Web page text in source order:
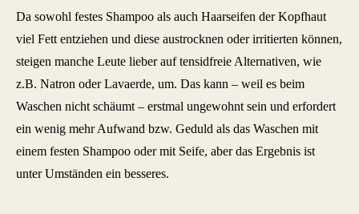
Da sowohl festes Shampoo als auch Haarseifen der Kopfhaut
viel Fett entziehen und diese austrocknen oder irritierten können,
steigen manche Leute lieber auf tensidfreie Alternativen, wie
z.B. Natron oder Lavaerde, um. Das kann – weil es beim
Waschen nicht schäumt – erstmal ungewohnt sein und erfordert
ein wenig mehr Aufwand bzw. Geduld als das Waschen mit
einem festen Shampoo oder mit Seife, aber das Ergebnis ist
unter Umständen ein besseres.